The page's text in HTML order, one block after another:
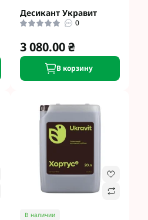
Десикант Укравит
0
3 080.00 ₴
В корзину
В наличии